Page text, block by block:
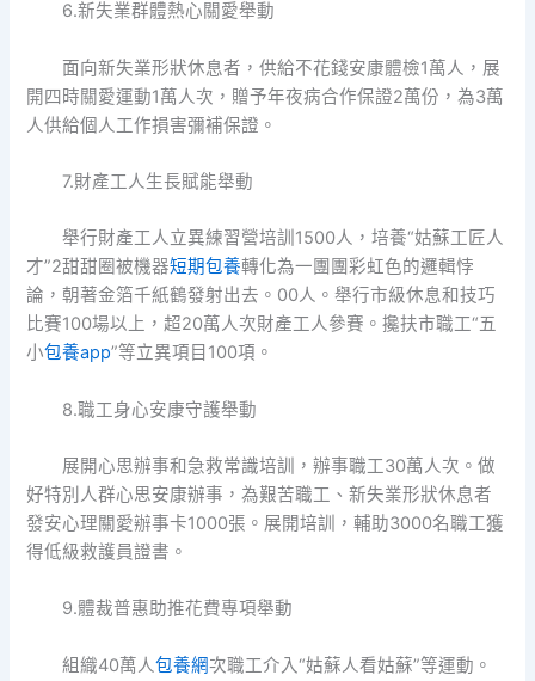
6.新失業群體熱心關愛舉動
面向新失業形狀休息者，供給不花錢安康體檢1萬人，展
開四時關愛運動1萬人次，贈予年夜病合作保證2萬份，為3萬
人供給個人工作損害彌補保證。
7.財產工人生長賦能舉動
舉行財產工人立異練習營培訓1500人，培養“姑蘇工匠人
才”2甜甜圈被機器短期包養轉化為一團團彩虹色的邏輯悖
論，朝著金箔千紙鶴發射出去。00人。舉行市級休息和技巧
比賽100場以上，超20萬人次財產工人參賽。攙扶市職工“五
小包養app”等立異項目100項。
8.職工身心安康守護舉動
展開心思辦事和急救常識培訓，辦事職工30萬人次。做
好特別人群心思安康辦事，為艱苦職工、新失業形狀休息者
發安心理關愛辦事卡1000張。展開培訓，輔助3000名職工獲
得低級救護員證書。
9.體裁普惠助推花費專項舉動
組織40萬人包養網次職工介入“姑蘇人看姑蘇”等運動。